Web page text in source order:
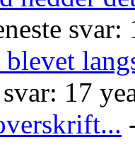
svar:
svar: 17